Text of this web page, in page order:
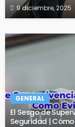
9 diciembre, 2025
GENERAL
El Sesgo de
Seguridad |